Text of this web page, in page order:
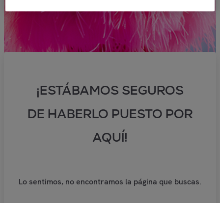
¡ESTÁBAMOS SEGUROS
DE HABERLO PUESTO POR
AQUÍ!
Lo sentimos, no encontramos la página que buscas.